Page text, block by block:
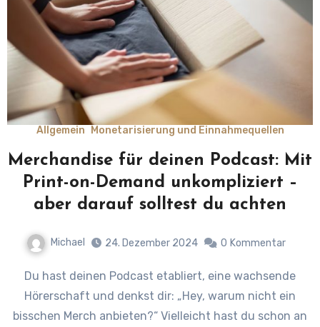
Allgemein Monetarisierung und Einnahmequellen
Merchandise für deinen Podcast: Mit
Print-on-Demand unkompliziert –
aber darauf solltest du achten
Michael 24. Dezember 2024 0 Kommentar
Du hast deinen Podcast etabliert, eine wachsende
Hörerschaft und denkst dir: „Hey, warum nicht ein
bisschen Merch anbieten?“ Vielleicht hast du schon an